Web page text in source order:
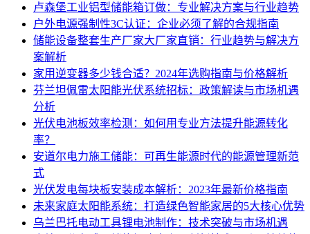
卢森堡工业铝型储能箱订做：专业解决方案与行业趋势
户外电源强制性3C认证：企业必须了解的合规指南
储能设备整套生产厂家大厂家直销：行业趋势与解决方
案解析
家用逆变器多少钱合适？2024年选购指南与价格解析
芬兰坦佩雷太阳能光伏系统招标：政策解读与市场机遇
分析
光伏电池板效率检测：如何用专业方法提升能源转化
率？
安道尔电力施工储能：可再生能源时代的能源管理新范
式
光伏发电每块板安装成本解析：2023年最新价格指南
未来家庭太阳能系统：打造绿色智能家居的5大核心优势
乌兰巴托电动工具锂电池制作：技术突破与市场机遇